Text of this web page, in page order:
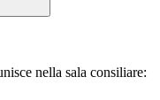
nella sala consiliare: